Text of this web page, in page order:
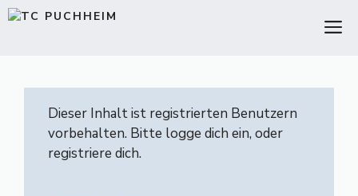
Zum
Dieser Inhalt ist registrierten Benutzern
vorbehalten. Bitte logge dich ein, oder
registriere dich.